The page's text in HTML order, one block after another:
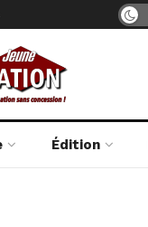
Édition